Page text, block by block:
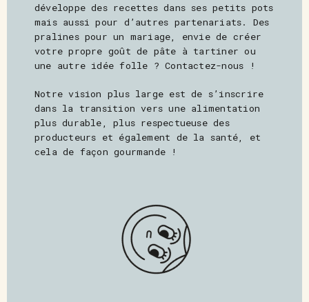
développe des recettes dans ses petits pots
mais aussi pour d’autres partenariats. Des
pralines pour un mariage, envie de créer
votre propre goût de pâte à tartiner ou
une autre idée folle ? Contactez-nous !
Notre vision plus large est de s’inscrire
dans la transition vers une alimentation
plus durable, plus respectueuse des
producteurs et également de la santé, et
cela de façon gourmande !